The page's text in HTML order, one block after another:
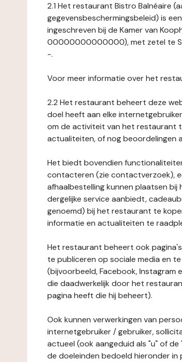
2.1 Het restaurant Bistro Balnéaire
gegevensbeschermingsbeleid) is
ingeschreven bij de Kamer van
00000000000000), met zetel te
-.
Voor meer informatie over het
2.2 Het restaurant beheert deze
doel heeft aan elke
om de activiteit van het restaurant
actualiteiten, of nog beoordelingen
Het biedt bovendien
contacteren (zie contactverzoek),
afhaalbestelling kunnen plaatsen
dergelijke service aanbiedt,
genoemd) bij het restaurant te
informatie en actualiteiten te
Het restaurant beheert ook
te publiceren op sociale media en
(bijvoorbeeld, Facebook, Instagram
die daadwerkelijk door het
pagina heeft die hij beheert).
Ook kunnen verwerkingen van
internetgebruiker / gebruiker,
actueel (ook aangeduid als "u" of
de doeleinden bedoeld hieronder in